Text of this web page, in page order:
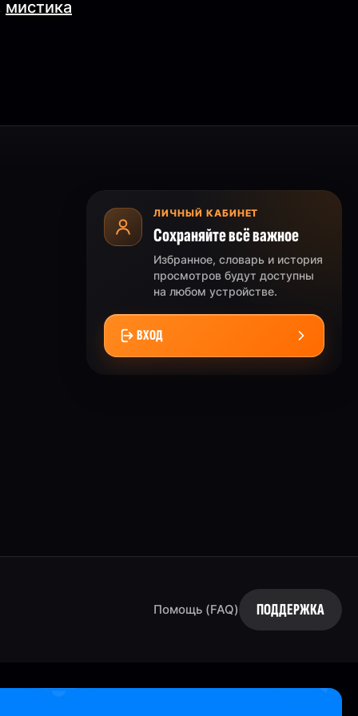
мистика
ЛИЧНЫЙ КАБИНЕТ
Сохраняйте всё важное
Избранное, словарь и история
просмотров будут доступны
на любом устройстве.
ВХОД
Помощь (FAQ) ПОДДЕРЖКА